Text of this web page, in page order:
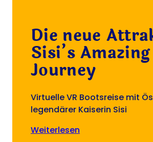
Die neue
Sisi’s Amazing
Journey
Virtuelle VR Bootsreise mit
legendärer Kaiserin Sisi
weiterlesen